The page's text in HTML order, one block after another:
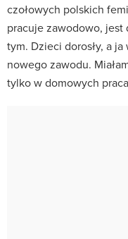
czołowych polskich
pracuje zawodowo,
tym. Dzieci dorosły, a ja
nowego zawodu.
tylko w domowych